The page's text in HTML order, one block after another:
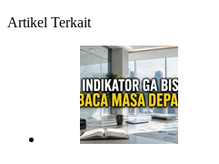
Artikel Terkait